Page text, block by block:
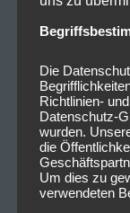
Die
Richtlinien-
Datenschutz-
wurden.
die
Um dies zu
verwendeten